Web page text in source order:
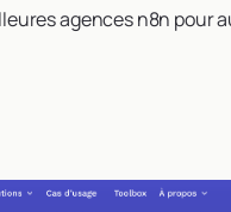
agences n8n pour